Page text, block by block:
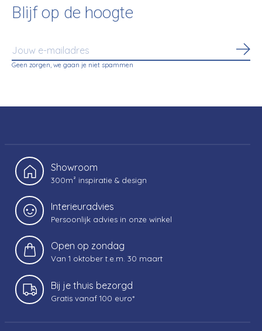
Blijf op de hoogte
Geen zorgen, we gaan je niet spammen
Showroom
300m² inspiratie & design
Interieuradvies
Persoonlijk advies in onze winkel
Open op zondag
Van 1 oktober t.e.m. 30 maart
Bij je thuis bezorgd
Gratis vanaf 100 euro*